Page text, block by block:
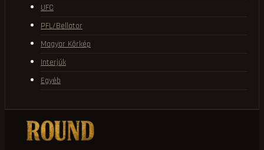
UFC
PFL/Bellator
Magyar Körkép
Interjúk
Egyéb